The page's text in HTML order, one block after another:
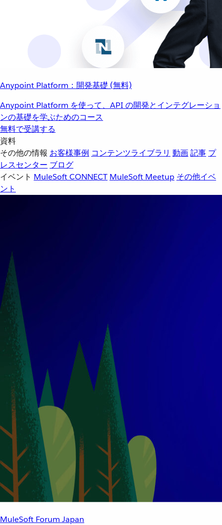
Anypoint Platform：開発基礎 (無料)
Anypoint Platform を使って、API の開発とインテグレーショ
ンの基礎を学ぶためのコース
無料で受講する
資料
その他の情報 お客様事例 コンテンツライブラリ 動画記事 プ
レスセンター ブログ
イベント MuleSoft CONNECT MuleSoft Meetup その他イベ
ント
MuleSoft Forum Japan